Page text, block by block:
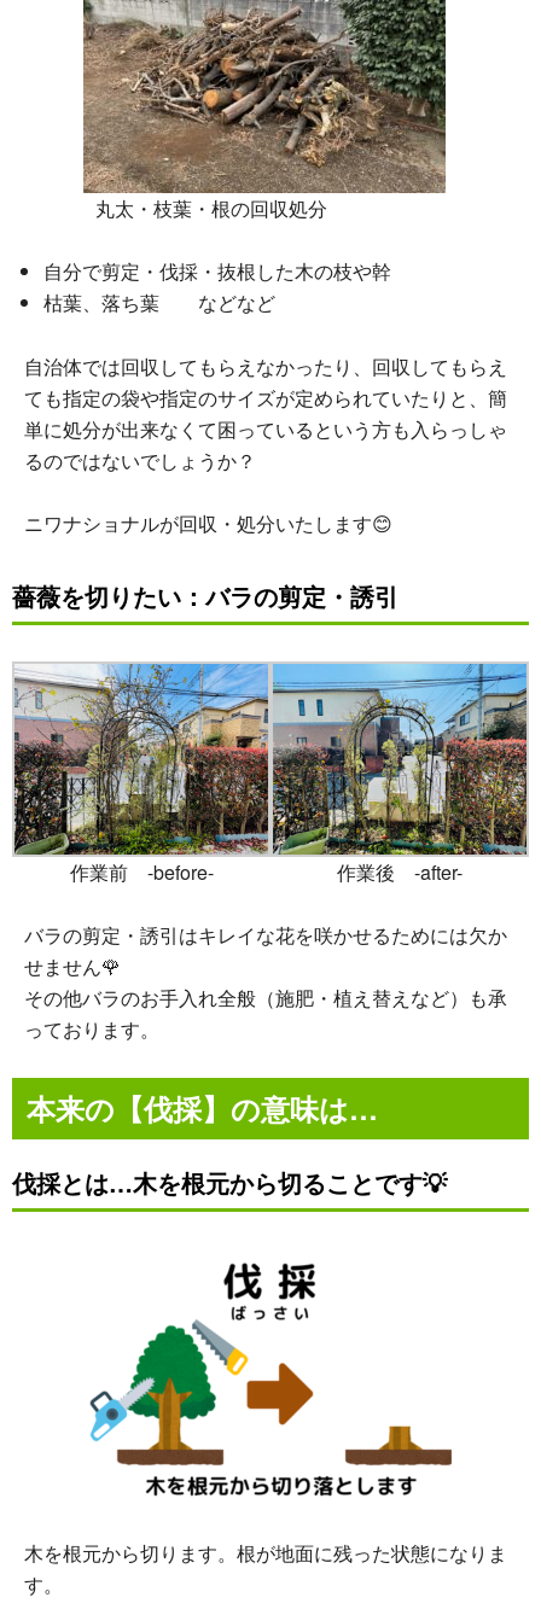
丸太・枝葉・根の回収処分
自分で剪定・伐採・抜根した木の枝や幹
枯葉、落ち葉 などなど
自治体では回収してもらえなかったり、回収してもらえ
ても指定の袋や指定のサイズが定められていたりと、簡
単に処分が出来なくて困っているという方も入らっしゃ
るのではないでしょうか？
ニワナショナルが回収・処分いたします😊
薔薇を切りたい：バラの剪定・誘引
作業前 -before- 作業後 -after-
バラの剪定・誘引はキレイな花を咲かせるためには欠か
せません🌹
その他バラのお手入れ全般（施肥・植え替えなど）も承
っております。
本来の【伐採】の意味は…
伐採とは…木を根元から切ることです💡
木を根元から切ります。根が地面に残った状態になりま
す。